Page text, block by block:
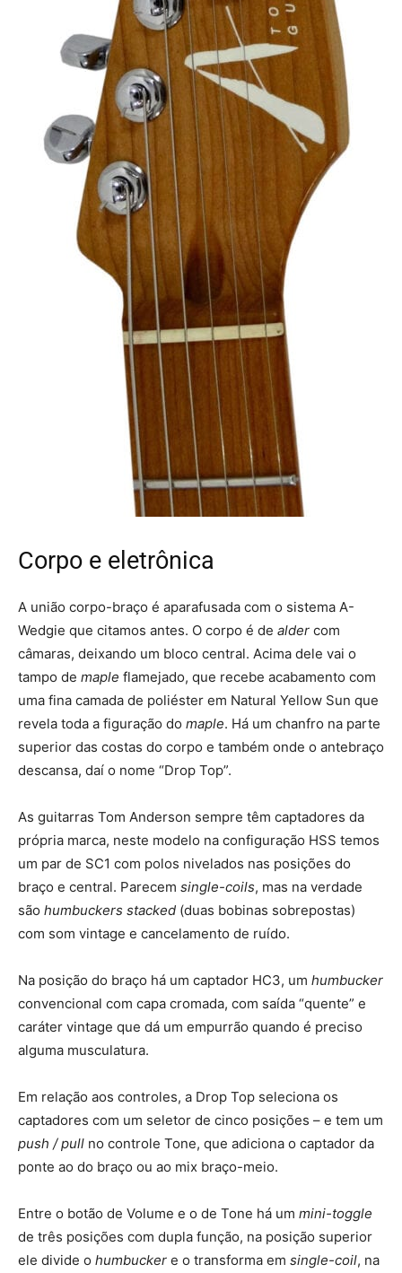
Corpo e eletrônica
A união corpo-braço é aparafusada com o sistema A-
Wedgie que citamos antes. O corpo é de alder com
câmaras, deixando um bloco central. Acima dele vai o
tampo de maple flamejado, que recebe acabamento com
uma fina camada de poliéster em Natural Yellow Sun que
revela toda a figuração do maple. Há um chanfro na parte
superior das costas do corpo e também onde o antebraço
descansa, daí o nome “Drop Top”.
As guitarras Tom Anderson sempre têm captadores da
própria marca, neste modelo na configuração HSS temos
um par de SC1 com polos nivelados nas posições do
braço e central. Parecem single-coils, mas na verdade
são humbuckers stacked (duas bobinas sobrepostas)
com som vintage e cancelamento de ruído.
Na posição do braço há um captador HC3, um humbucker
convencional com capa cromada, com saída “quente” e
caráter vintage que dá um empurrão quando é preciso
alguma musculatura.
Em relação aos controles, a Drop Top seleciona os
captadores com um seletor de cinco posições – e tem um
push / pull no controle Tone, que adiciona o captador da
ponte ao do braço ou ao mix braço-meio.
Entre o botão de Volume e o de Tone há um mini-toggle
de três posições com dupla função, na posição superior
ele divide o humbucker e o transforma em single-coil, na